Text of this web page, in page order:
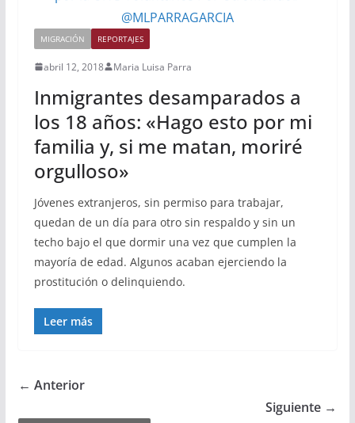
MIGRACIÓN REPORTAJES
abril 12, 2018 Maria Luisa Parra
Inmigrantes desamparados a
los 18 años: «Hago esto por mi
familia y, si me matan, moriré
orgulloso»
Jóvenes extranjeros, sin permiso para trabajar,
quedan de un día para otro sin respaldo y sin un
techo bajo el que dormir una vez que cumplen la
mayoría de edad. Algunos acaban ejerciendo la
prostitución o delinquiendo.
Leer más
← Anterior
Siguiente →